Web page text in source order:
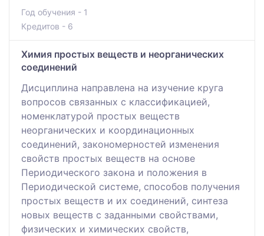
Год обучения - 1
Кредитов - 6
Химия простых веществ и неорганических
соединений
Дисциплина направлена на изучение круга
вопросов связанных с классификацией,
номенклатурой простых веществ
неорганических и координационных
соединений, закономерностей изменения
свойств простых веществ на основе
Периодического закона и положения в
Периодической системе, способов получения
простых веществ и их соединений, синтеза
новых веществ с заданными свойствами,
физических и химических свойств,